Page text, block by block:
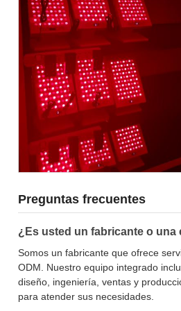
Preguntas frecuentes
¿Es usted un fabricante o una
Somos un fabricante que ofrece
ODM. Nuestro equipo integrado
diseño, ingeniería, ventas y
para atender sus necesidades.